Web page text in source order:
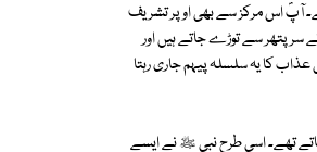
آپؐ اس مرکز سے بھی اوپر تشریف
پتھر سے توڑے جاتے ہیں اور
کا یہ سلسلہ پیہم جاری رہتا
تھے۔ اسی طرح نبی ﷺ نے ایسے